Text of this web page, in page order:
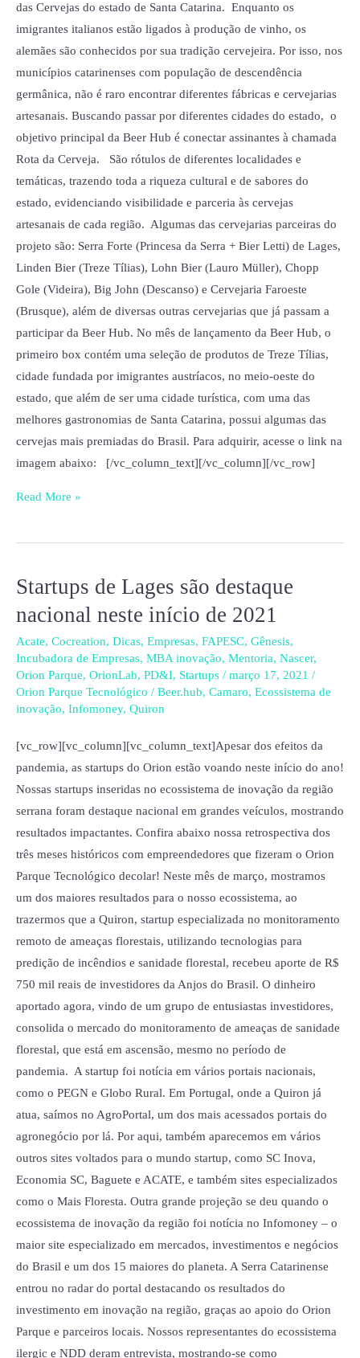
das Cervejas do estado de Santa Catarina. Enquanto os
imigrantes italianos estão ligados à produção de vinho, os
alemães são conhecidos por sua tradição cervejeira. Por isso, nos
municípios catarinenses com população de descendência
germânica, não é raro encontrar diferentes fábricas e cervejarias
artesanais. Buscando passar por diferentes cidades do estado, o
objetivo principal da Beer Hub é conectar assinantes à chamada
Rota da Cerveja. São rótulos de diferentes localidades e
temáticas, trazendo toda a riqueza cultural e de sabores do
estado, evidenciando visibilidade e parceria às cervejas
artesanais de cada região. Algumas das cervejarias parceiras do
projeto são: Serra Forte (Princesa da Serra + Bier Letti) de Lages,
Linden Bier (Treze Tílias), Lohn Bier (Lauro Müller), Chopp
Gole (Videira), Big John (Descanso) e Cervejaria Faroeste
(Brusque), além de diversas outras cervejarias que já passam a
participar da Beer Hub. No mês de lançamento da Beer Hub, o
primeiro box contém uma seleção de produtos de Treze Tílias,
cidade fundada por imigrantes austríacos, no meio-oeste do
estado, que além de ser uma cidade turística, com uma das
melhores gastronomias de Santa Catarina, possui algumas das
cervejas mais premiadas do Brasil. Para adquirir, acesse o link na
imagem abaixo: [/vc_column_text][/vc_column][/vc_row]
Read More »
Startups de Lages são destaque
nacional neste início de 2021
Acate, Cocreation, Dicas, Empresas, FAPESC, Gênesis,
Incubadora de Empresas, MBA inovação, Mentoria, Nascer,
Orion Parque, OrionLab, PD&I, Startups / março 17, 2021 /
Orion Parque Tecnológico / Beer.hub, Camaro, Ecossistema de
inovação, Infomoney, Quiron
[vc_row][vc_column][vc_column_text]Apesar dos efeitos da
pandemia, as startups do Orion estão voando neste início do ano!
Nossas startups inseridas no ecossistema de inovação da região
serrana foram destaque nacional em grandes veículos, mostrando
resultados impactantes. Confira abaixo nossa retrospectiva dos
três meses históricos com empreendedores que fizeram o Orion
Parque Tecnológico decolar! Neste mês de março, mostramos
um dos maiores resultados para o nosso ecossistema, ao
trazermos que a Quiron, startup especializada no monitoramento
remoto de ameaças florestais, utilizando tecnologias para
predição de incêndios e sanidade florestal, recebeu aporte de R$
750 mil reais de investidores da Anjos do Brasil. O dinheiro
aportado agora, vindo de um grupo de entusiastas investidores,
consolida o mercado do monitoramento de ameaças de sanidade
florestal, que está em ascensão, mesmo no período de
pandemia. A startup foi notícia em vários portais nacionais,
como o PEGN e Globo Rural. Em Portugal, onde a Quiron já
atua, saímos no AgroPortal, um dos mais acessados portais do
agronegócio por lá. Por aqui, também aparecemos em vários
outros sites voltados para o mundo startup, como SC Inova,
Economia SC, Baguete e ACATE, e também sites especializados
como o Mais Floresta. Outra grande projeção se deu quando o
ecossistema de inovação da região foi notícia no Infomoney – o
maior site especializado em mercados, investimentos e negócios
do Brasil e um dos 15 maiores do planeta. A Serra Catarinense
entrou no radar do portal destacando os resultados do
investimento em inovação na região, graças ao apoio do Orion
Parque e parceiros locais. Nossos representantes do ecossistema
ilergic e NDD deram entrevista, mostrando-se como
Startups
Lages
são
destaque
nacional
neste
2021